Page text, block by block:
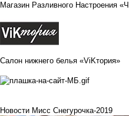
Магазин Разливного Настроения
Салон нижнего белья «ViKтория»
Новости Мисс Снегурочка-2019